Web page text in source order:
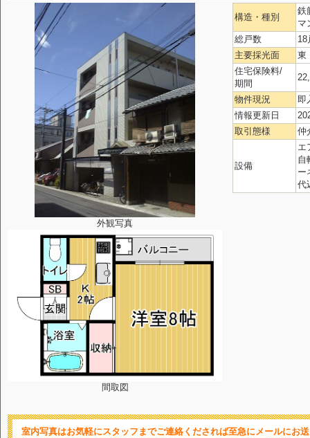
外観写真
間取図
構造・種別
鉄
マ
総戸数
18
主要採光面
東
住宅保険料/
期間
物件現況
即
情報更新日
取引態様
仲
設備
エ
自
ー
代
室内写真はお気軽にスタッフまでご連絡くだされば至急にメールにお